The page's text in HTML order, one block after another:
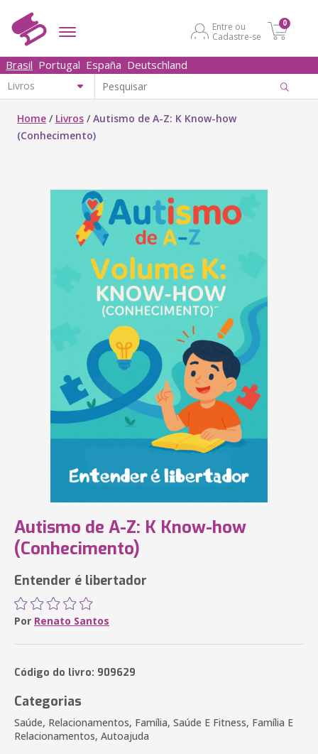
Entre ou
Cadastre-se
0
Brasil Portugal España Deutschland
Home / Livros /Autismo de A-Z: K Know-how
(Conhecimento)
Autismo de A-Z: K Know-how
(Conhecimento)
Entender é libertador
Por Renato Santos
Código do livro: 909629
Categorias
Saúde, Relacionamentos, Família, Saúde E Fitness, Família E
Relacionamentos, Autoajuda